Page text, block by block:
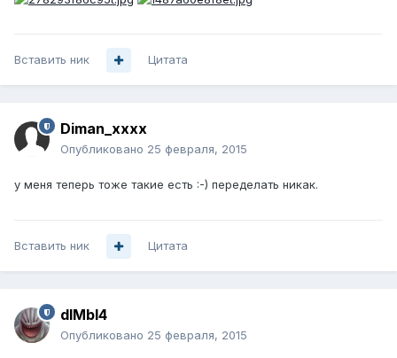
Вставить ник Цитата
Diman_xxxx
Опубликовано 25 февраля, 2015
у меня теперь тоже такие есть :-) переделать никак.
Вставить ник Цитата
dIMbI4
Опубликовано 25 февраля, 2015